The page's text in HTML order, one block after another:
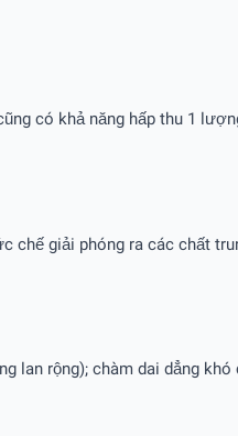
có khả năng hấp thu 1
giải phóng ra các chất
lan rộng); chàm dai dẳng khó